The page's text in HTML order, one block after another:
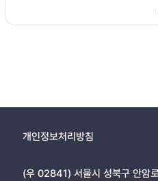
개인정보처리방침
(우 02841) 서울시 성북구 안암